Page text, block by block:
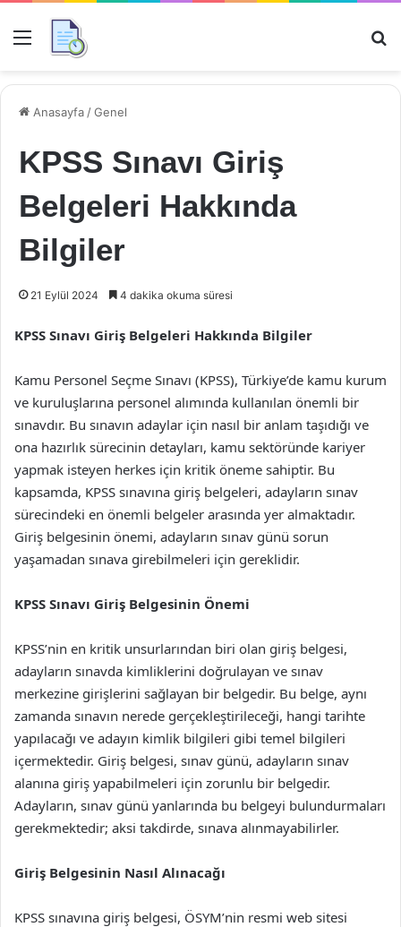
Menü
Anasayfa /Genel
KPSS Sınavı Giriş
Belgeleri Hakkında
Bilgiler
21 Eylül 2024 4 dakika okuma süresi
KPSS Sınavı Giriş Belgeleri Hakkında Bilgiler
Kamu Personel Seçme Sınavı (KPSS), Türkiye’de kamu kurum
ve kuruluşlarına personel alımında kullanılan önemli bir
sınavdır. Bu sınavın adaylar için nasıl bir anlam taşıdığı ve
ona hazırlık sürecinin detayları, kamu sektöründe kariyer
yapmak isteyen herkes için kritik öneme sahiptir. Bu
kapsamda, KPSS sınavına giriş belgeleri, adayların sınav
sürecindeki en önemli belgeler arasında yer almaktadır.
Giriş belgesinin önemi, adayların sınav günü sorun
yaşamadan sınava girebilmeleri için gereklidir.
KPSS Sınavı Giriş Belgesinin Önemi
KPSS’nin en kritik unsurlarından biri olan giriş belgesi,
adayların sınavda kimliklerini doğrulayan ve sınav
merkezine girişlerini sağlayan bir belgedir. Bu belge, aynı
zamanda sınavın nerede gerçekleştirileceği, hangi tarihte
yapılacağı ve adayın kimlik bilgileri gibi temel bilgileri
içermektedir. Giriş belgesi, sınav günü, adayların sınav
alanına giriş yapabilmeleri için zorunlu bir belgedir.
Adayların, sınav günü yanlarında bu belgeyi bulundurmaları
gerekmektedir; aksi takdirde, sınava alınmayabilirler.
Giriş Belgesinin Nasıl Alınacağı
KPSS sınavına giriş belgesi, ÖSYM’nin resmi web sitesi